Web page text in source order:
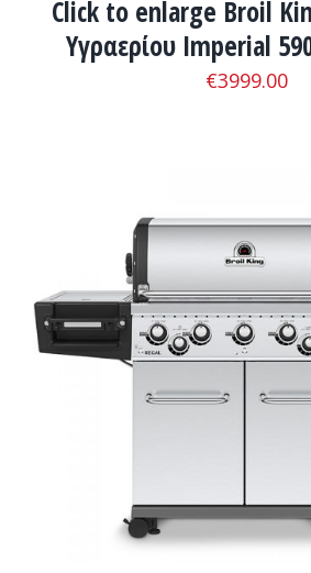
Click to enlarge Broil
Υγραερίου Imperial
€3999.00
ΛΕΠΤΟΜΈΡΕΙΕΣ